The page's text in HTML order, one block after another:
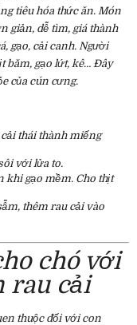
tiêu hóa thức ăn. Món
giản, dễ tìm, giá thành
gạo, cải canh. Người
băm, gạo lứt, kê… Đây
của cún cưng.
cải thái thành miếng
với lửa to.
khi gạo mềm. Cho thịt
thêm rau cải vào
chó với
rau cải
thuộc đối với con